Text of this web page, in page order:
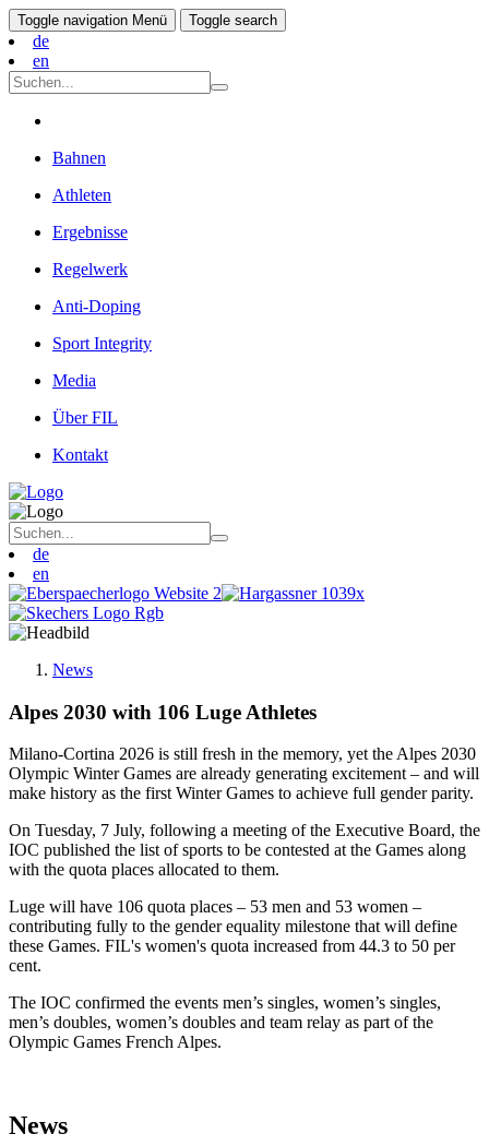
Toggle navigation Menü Toggle search
de
en
Bahnen
Athleten
Ergebnisse
Regelwerk
Anti-Doping
Sport Integrity
Media
Über FIL
Kontakt
de
en
News
Alpes 2030 with 106 Luge Athletes
Milano-Cortina 2026 is still fresh in the memory, yet the Alpes 2030
Olympic Winter Games are already generating excitement – and will
make history as the first Winter Games to achieve full gender parity.
On Tuesday, 7 July, following a meeting of the Executive Board, the
IOC published the list of sports to be contested at the Games along
with the quota places allocated to them.
Luge will have 106 quota places – 53 men and 53 women –
contributing fully to the gender equality milestone that will define
these Games. FIL's women's quota increased from 44.3 to 50 per
cent.
The IOC confirmed the events men’s singles, women’s singles,
men’s doubles, women’s doubles and team relay as part of the
Olympic Games French Alpes.
News